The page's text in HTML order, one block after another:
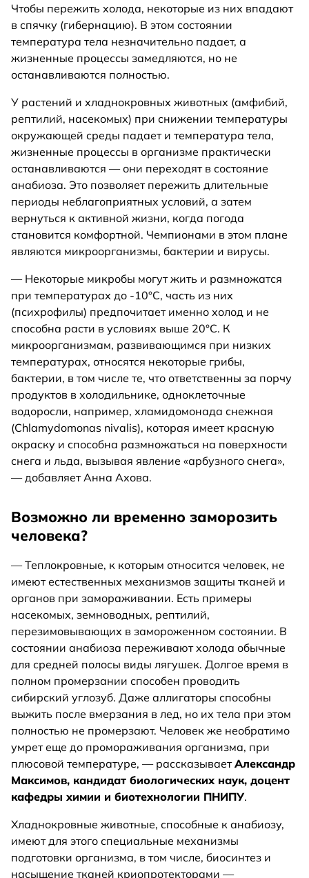
Чтобы пережить холода, некоторые из них впадают
в спячку (гибернацию). В этом состоянии
температура тела незначительно падает, а
жизненные процессы замедляются, но не
останавливаются полностью.
У растений и хладнокровных животных (амфибий,
рептилий, насекомых) при снижении температуры
окружающей среды падает и температура тела,
жизненные процессы в организме практически
останавливаются — они переходят в состояние
анабиоза. Это позволяет пережить длительные
периоды неблагоприятных условий, а затем
вернуться к активной жизни, когда погода
становится комфортной. Чемпионами в этом плане
являются микроорганизмы, бактерии и вирусы.
— Некоторые микробы могут жить и размножатся
при температурах до -10°C, часть из них
(психрофилы) предпочитает именно холод и не
способна расти в условиях выше 20°C. К
микроорганизмам, развивающимся при низких
температурах, относятся некоторые грибы,
бактерии, в том числе те, что ответственны за порчу
продуктов в холодильнике, одноклеточные
водоросли, например, хламидомонада снежная
(Chlamydomonas nivalis), которая имеет красную
окраску и способна размножаться на поверхности
снега и льда, вызывая явление «арбузного снега»,
— добавляет Анна Ахова.
Возможно ли временно заморозить
человека?
— Теплокровные, к которым относится человек, не
имеют естественных механизмов защиты тканей и
органов при замораживании. Есть примеры
насекомых, земноводных, рептилий,
перезимовывающих в замороженном состоянии. В
состоянии анабиоза переживают холода обычные
для средней полосы виды лягушек. Долгое время в
полном промерзании способен проводить
сибирский углозуб. Даже аллигаторы способны
выжить после вмерзания в лед, но их тела при этом
полностью не промерзают. Человек же необратимо
умрет еще до промораживания организма, при
плюсовой температуре, — рассказываетАлександр
Максимов, кандидат биологических наук, доцент
кафедры химии и биотехнологии ПНИПУ.
Хладнокровные животные, способные к анабиозу,
имеют для этого специальные механизмы
подготовки организма, в том числе, биосинтез и
насыщение тканей криопротекторами —